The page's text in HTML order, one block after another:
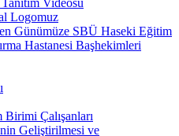
Logomuz
Günümüze SBÜ Haseki Eğitim
Hastanesi Başhekimleri
Çalışanları
Geliştirilmesi ve